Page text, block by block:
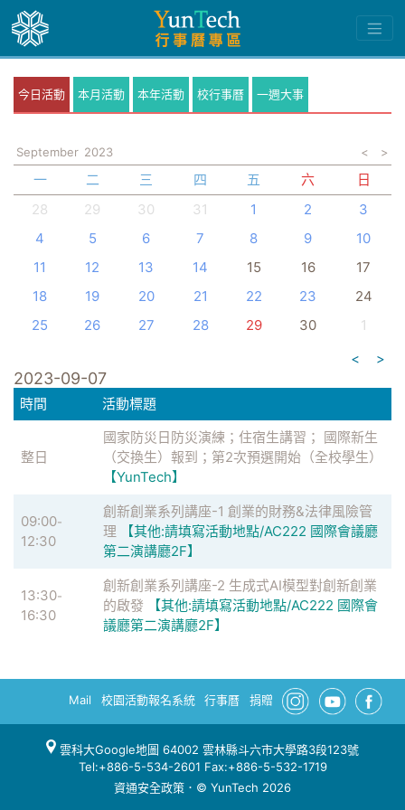
今日活動 本月活動 本年活動 校行事曆 一週大事
September 2023 < >
一 二 三 四 五 六
日
28
29 30 31 1 2
3
4
5 6 7 8 9
10
11
12 13 14 15 16
17
18
19 20 21 22 23
24
25
26 27 28 29 30
1
<
>
2023-09-07
時間 活動標題
整日
國家防災日防災演練；住宿生講習； 國際新生
（交換生）報到；第2次預選開始（全校學生）
【YunTech】
09:00-
12:30
創新創業系列講座-1 創業的財務&法律風險管
理
【其他:請填寫活動地點/AC222 國際會議廳
第二演講廳2F】
13:30-
16:30
創新創業系列講座-2 生成式AI模型對創新創業
的啟發
【其他:請填寫活動地點/AC222 國際會
議廳第二演講廳2F】
Mail 校園活動報名系統 行事曆 捐贈
雲科大Google地圖 64002 雲林縣斗六市大學路3段123號
Tel:+886-5-534-2601 Fax:+886-5-532-1719
資通安全政策 ．© YunTech 2026